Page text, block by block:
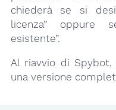
chiederà se si
licenza” oppure
esistente”.
Al riavvio di
una versione